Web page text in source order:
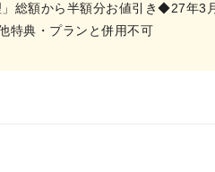
総額から半額分お値引き◆27年
特典・プランと併用不可